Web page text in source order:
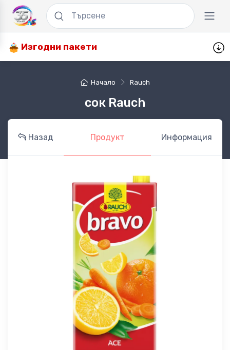
Изгодни пакети
Начало Rauch
сок Rauch
Назад Продукт Информация